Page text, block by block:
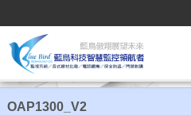
OAP1300_V2